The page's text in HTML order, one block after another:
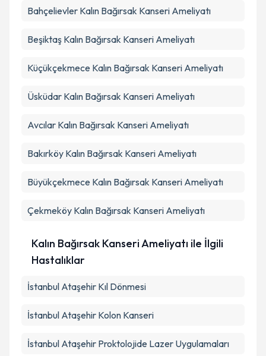
Bahçelievler Kalın Bağırsak Kanseri Ameliyatı
Beşiktaş Kalın Bağırsak Kanseri Ameliyatı
Küçükçekmece Kalın Bağırsak Kanseri Ameliyatı
Üsküdar Kalın Bağırsak Kanseri Ameliyatı
Avcılar Kalın Bağırsak Kanseri Ameliyatı
Bakırköy Kalın Bağırsak Kanseri Ameliyatı
Büyükçekmece Kalın Bağırsak Kanseri Ameliyatı
Çekmeköy Kalın Bağırsak Kanseri Ameliyatı
Kalın Bağırsak Kanseri Ameliyatı ile İlgili
Hastalıklar
İstanbul Ataşehir Kıl Dönmesi
İstanbul Ataşehir Kolon Kanseri
İstanbul Ataşehir Proktolojide Lazer Uygulamaları